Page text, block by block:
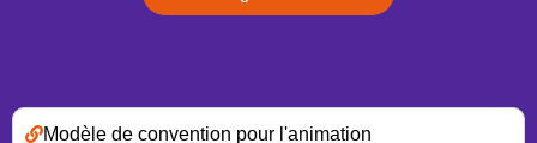
Modèle de convention pour l'animation